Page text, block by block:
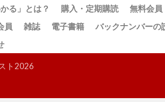
る」とは？ 購入・定期購読
無料会員
員
雑誌 電子書籍
バックナンバーの
ト2026
検索